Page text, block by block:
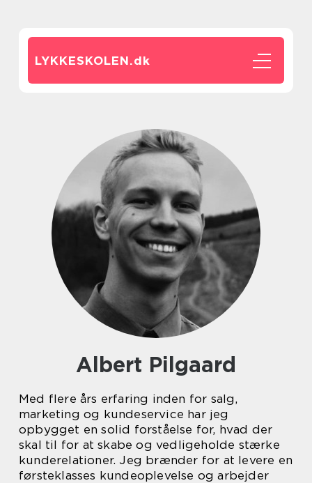
LYKKESKOLEN.dk
Albert Pilgaard
Med flere års erfaring inden for salg,
marketing og kundeservice har jeg
opbygget en solid forståelse for, hvad der
skal til for at skabe og vedligeholde stærke
kunderelationer. Jeg brænder for at levere en
førsteklasses kundeoplevelse og arbejder